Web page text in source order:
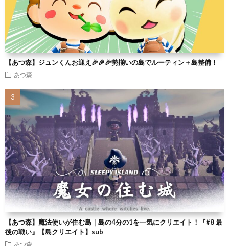
【あつ森】ジュンくんお迎え🎉🎉🎉勢揃いの島でルーティン＋島整備！
あつ森
【あつ森】魔法使いが住む島｜島の4分の1を一気にクリエイト！『#8 最
後の戦い』【島クリエイト】sub
あつ森